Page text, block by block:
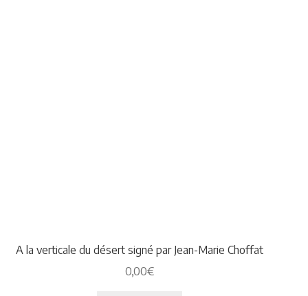
A la verticale du désert signé par Jean-Marie Choffat
0,00€